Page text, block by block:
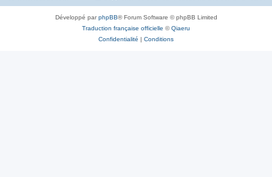
Développé parphpBB® Forum Software © phpBB Limited
Traduction française officielle ©Qiaeru
Confidentialité | Conditions